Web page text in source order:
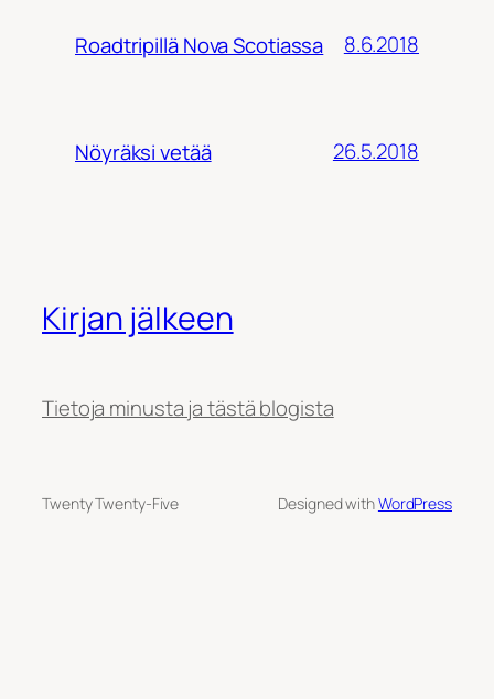
Roadtripillä Nova Scotiassa 8.6.2018
Nöyräksi vetää 26.5.2018
Kirjan jälkeen
Tietoja minusta ja tästä blogista
Twenty Twenty-Five Designed withWordPress